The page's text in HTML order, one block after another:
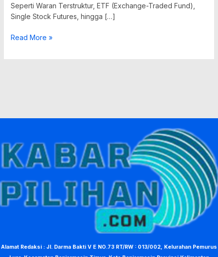
Seperti Waran Terstruktur, ETF (Exchange-Traded Fund),
Single Stock Futures, hingga […]
Read More »
Alamat Redaksi : Jl. Darma Bakti V E NO.73 RT/RW : 013/002, Kelurahan Pemurus